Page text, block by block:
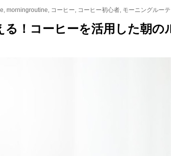
, morningroutine, コーヒー, コーヒー初心者, モーニングルー
る！コーヒーを活用した朝の